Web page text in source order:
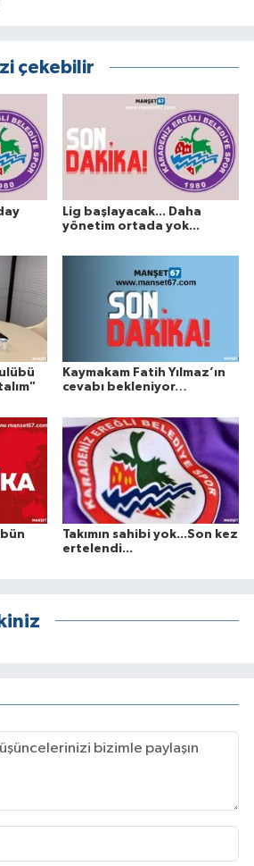
çekebilir
Lig başlayacak... Daha
yönetim ortada yok...
Kaymakam Fatih Yılmaz’ın
cevabı bekleniyor…
Takımın sahibi yok...Son kez
ertelendi...